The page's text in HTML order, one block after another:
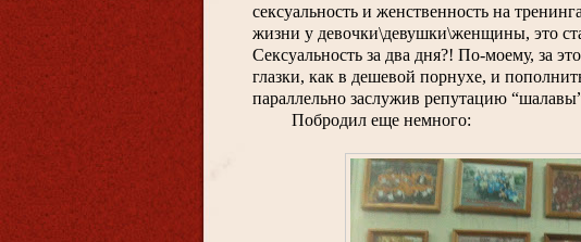
сексуальность и женственность на
жизни у девочки\девушки\женщины, это
Сексуальность за два дня?! По-моему, за
глазки, как в дешевой порнухе, и
параллельно заслужив репутацию
Побродил еще немного: